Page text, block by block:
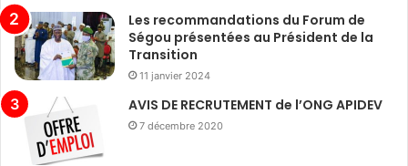
Les recommandations du Forum de
Ségou présentées au Président de la
Transition
11 janvier 2024
AVIS DE RECRUTEMENT de l’ONG APIDEV
7 décembre 2020